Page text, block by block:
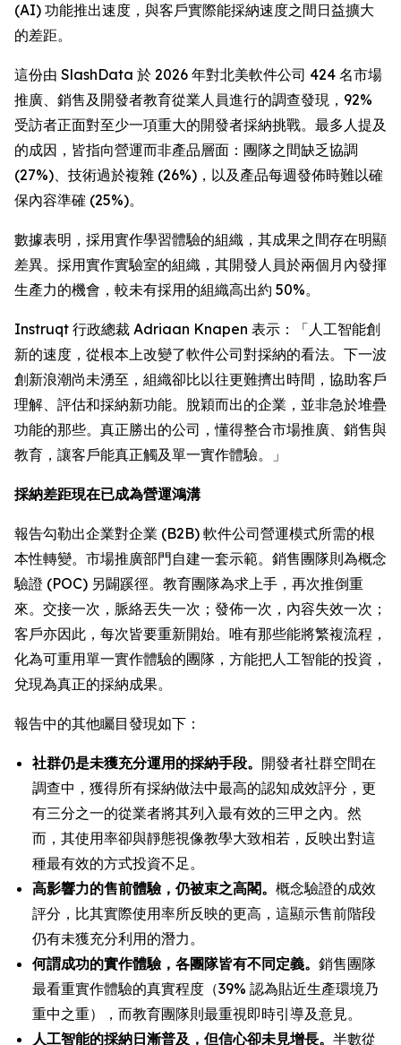
(AI) 功能推出速度，與客戶實際能採納速度之間日益擴大
的差距。
這份由 SlashData 於 2026 年對北美軟件公司 424 名市場
推廣、銷售及開發者教育從業人員進行的調查發現，92%
受訪者正面對至少一項重大的開發者採納挑戰。最多人提及
的成因，皆指向營運而非產品層面：團隊之間缺乏協調
(27%)、技術過於複雜 (26%)，以及產品每週發佈時難以確
保內容準確 (25%)。
數據表明，採用實作學習體驗的組織，其成果之間存在明顯
差異。採用實作實驗室的組織，其開發人員於兩個月內發揮
生產力的機會，較未有採用的組織高出約 50%。
Instruqt 行政總裁 Adriaan Knapen 表示：「人工智能創
新的速度，從根本上改變了軟件公司對採納的看法。下一波
創新浪潮尚未湧至，組織卻比以往更難擠出時間，協助客戶
理解、評估和採納新功能。脫穎而出的企業，並非急於堆疊
功能的那些。真正勝出的公司，懂得整合市場推廣、銷售與
教育，讓客戶能真正觸及單一實作體驗。」
採納差距現在已成為營運鴻溝
報告勾勒出企業對企業 (B2B) 軟件公司營運模式所需的根
本性轉變。市場推廣部門自建一套示範。銷售團隊則為概念
驗證 (POC) 另闢蹊徑。教育團隊為求上手，再次推倒重
來。交接一次，脈絡丟失一次；發佈一次，內容失效一次；
客戶亦因此，每次皆要重新開始。唯有那些能將繁複流程，
化為可重用單一實作體驗的團隊，方能把人工智能的投資，
兌現為真正的採納成果。
報告中的其他矚目發現如下：
社群仍是未獲充分運用的採納手段。 開發者社群空間在
調查中，獲得所有採納做法中最高的認知成效評分，更
有三分之一的從業者將其列入最有效的三甲之內。然
而，其使用率卻與靜態視像教學大致相若，反映出對這
種最有效的方式投資不足。
高影響力的售前體驗，仍被束之高閣。 概念驗證的成效
評分，比其實際使用率所反映的更高，這顯示售前階段
仍有未獲充分利用的潛力。
何謂成功的實作體驗，各團隊皆有不同定義。 銷售團隊
最看重實作體驗的真實程度（39% 認為貼近生產環境乃
重中之重），而教育團隊則最重視即時引導及意見。
人工智能的採納日漸普及，但信心卻未見增長。 半數從